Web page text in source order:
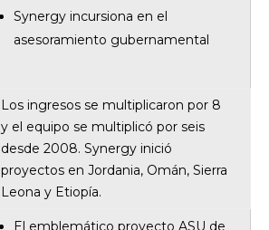
Synergy incursiona en el
asesoramiento gubernamental
Los ingresos se multiplicaron por 8
y el equipo se multiplicó por seis
desde 2008. Synergy inició
proyectos en Jordania, Omán, Sierra
Leona y Etiopía.
El emblemático proyecto ASU de